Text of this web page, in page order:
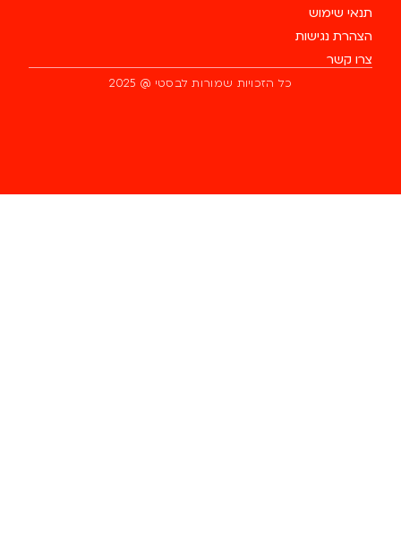
תנאי שימוש
הצהרת נגישות
צרו קשר
כל הזכויות שמורות לבסטי @ 2025